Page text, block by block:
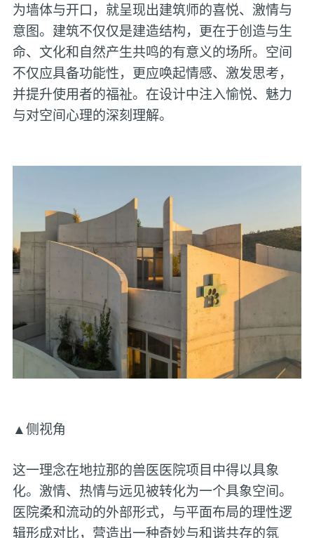
为墙体与开口，就呈现出建筑师的喜悦、激情与
意图。建筑不仅仅是建造结构，更在于创造与生
命、文化和自然产生共鸣的有意义的场所。空间
不仅应具备功能性，更应唤起情感、激发思考，
并提升使用者的福祉。在设计中注入愉悦、魅力
与对空间心理的深刻理解。
▲侧视角
这一理念在地拉那的兽医医院项目中得以具象
化。激情、热情与远见被转化为一个具象空间。
医院柔和流动的外部形式，与平面布局的理性逻
辑形成对比，营造出一种奇妙与和谐共存的氛